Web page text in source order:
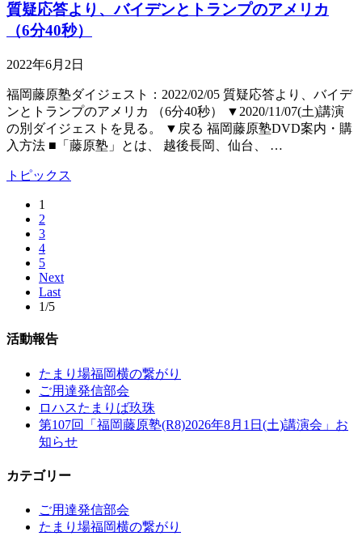
質疑応答より、バイデンとトランプのアメリカ
（6分40秒）
2022年6月2日
福岡藤原塾ダイジェスト：2022/02/05 質疑応答より、バイデ
ンとトランプのアメリカ （6分40秒） ▼2020/11/07(土)講演
の別ダイジェストを見る。 ▼戻る 福岡藤原塾DVD案内・購
入方法 ■「藤原塾」とは、 越後長岡、仙台、 …
トピックス
1
2
3
4
5
Next
Last
1/5
活動報告
たまり場福岡横の繋がり
ご用達発信部会
ロハスたまりば玖珠
第107回「福岡藤原塾(R8)2026年8月1日(土)講演会」お
知らせ
カテゴリー
ご用達発信部会
たまり場福岡横の繋がり